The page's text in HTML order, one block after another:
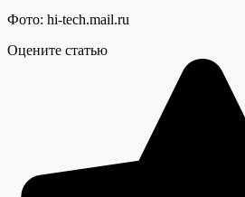
Фото: hi-tech.mail.ru
Оцените статью